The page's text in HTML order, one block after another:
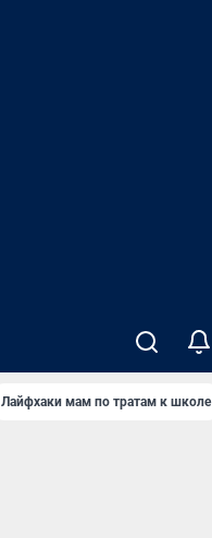
Лайфхаки мам по тратам к школе